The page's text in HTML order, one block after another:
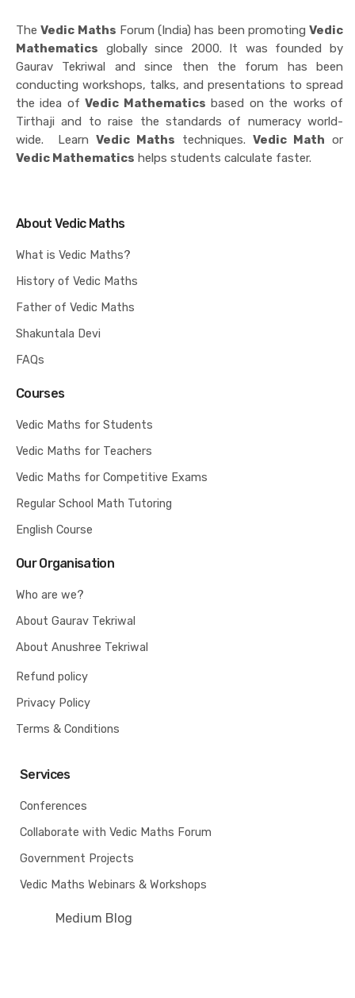
TheVedic Maths Forum (India) has been promoting Vedic
Mathematics globally since 2000. It was founded by
Gaurav Tekriwal and since then the forum has been
conducting workshops, talks, and presentations to spread
the idea ofVedic Mathematics based on the works of
Tirthaji and to raise the standards of numeracy world-
wide. Learn Vedic Maths techniques. Vedic Math or
Vedic Mathematics helps students calculate faster.
About Vedic Maths
What is Vedic Maths?
History of Vedic Maths
Father of Vedic Maths
Shakuntala Devi
FAQs
Courses
Vedic Maths for Students
Vedic Maths for Teachers
Vedic Maths for Competitive Exams
Regular School Math Tutoring
English Course
Our Organisation
Who are we?
About Gaurav Tekriwal
About Anushree Tekriwal
Refund policy
Privacy Policy
Terms & Conditions
Services
Conferences
Collaborate with Vedic Maths Forum
Government Projects
Vedic Maths Webinars & Workshops
Medium Blog